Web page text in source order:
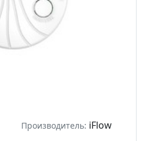
Производитель: iFlow